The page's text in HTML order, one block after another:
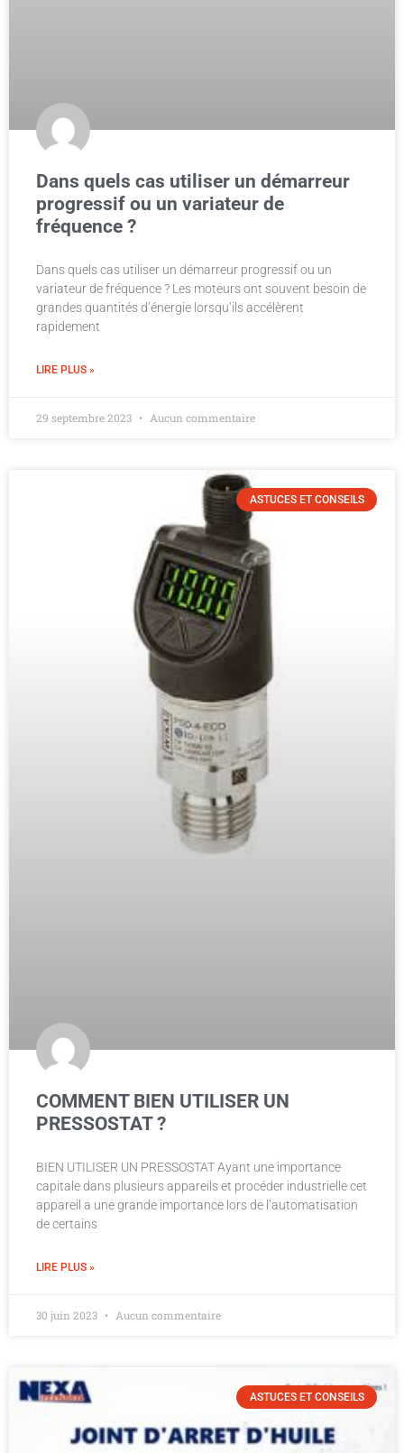
Dans quels cas utiliser un démarreur
progressif ou un variateur de
fréquence ?
Dans quels cas utiliser un démarreur progressif ou un
variateur de fréquence ? Les moteurs ont souvent besoin de
grandes quantités d’énergie lorsqu’ils accélèrent
rapidement
LIRE PLUS »
29 septembre 2023 Aucun commentaire
ASTUCES ET CONSEILS
COMMENT BIEN UTILISER UN
PRESSOSTAT ?
BIEN UTILISER UN PRESSOSTAT Ayant une importance
capitale dans plusieurs appareils et procéder industrielle cet
appareil a une grande importance lors de l’automatisation
de certains
LIRE PLUS »
30 juin 2023 Aucun commentaire
ASTUCES ET CONSEILS